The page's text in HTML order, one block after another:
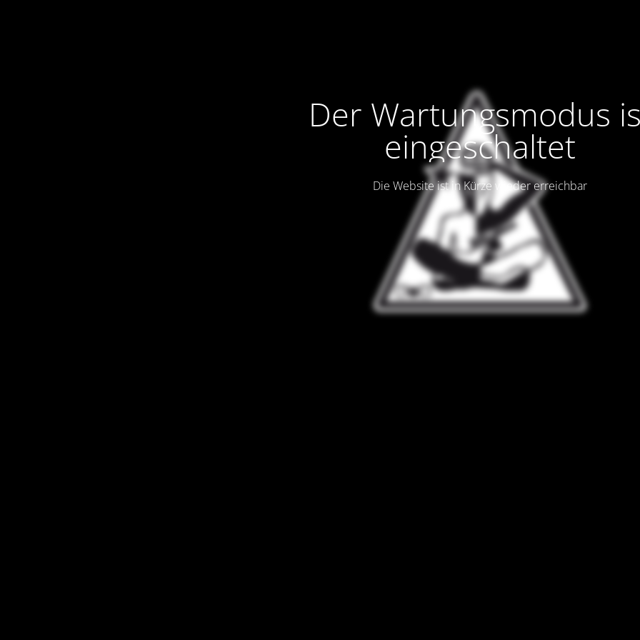
Der Wartungsmodus
eingeschaltet
Die Website ist in Kürze wieder erreichbar